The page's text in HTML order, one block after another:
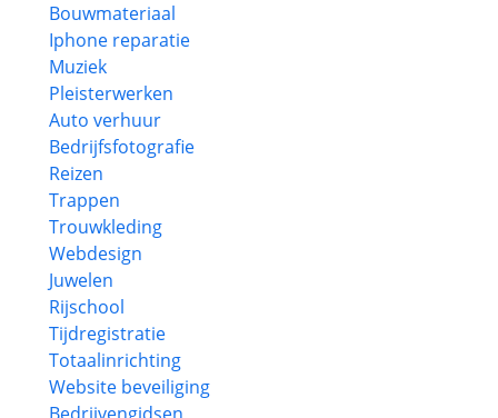
Bouwmateriaal
Iphone reparatie
Muziek
Pleisterwerken
Auto verhuur
Bedrijfsfotografie
Reizen
Trappen
Trouwkleding
Webdesign
Juwelen
Rijschool
Tijdregistratie
Totaalinrichting
Website beveiliging